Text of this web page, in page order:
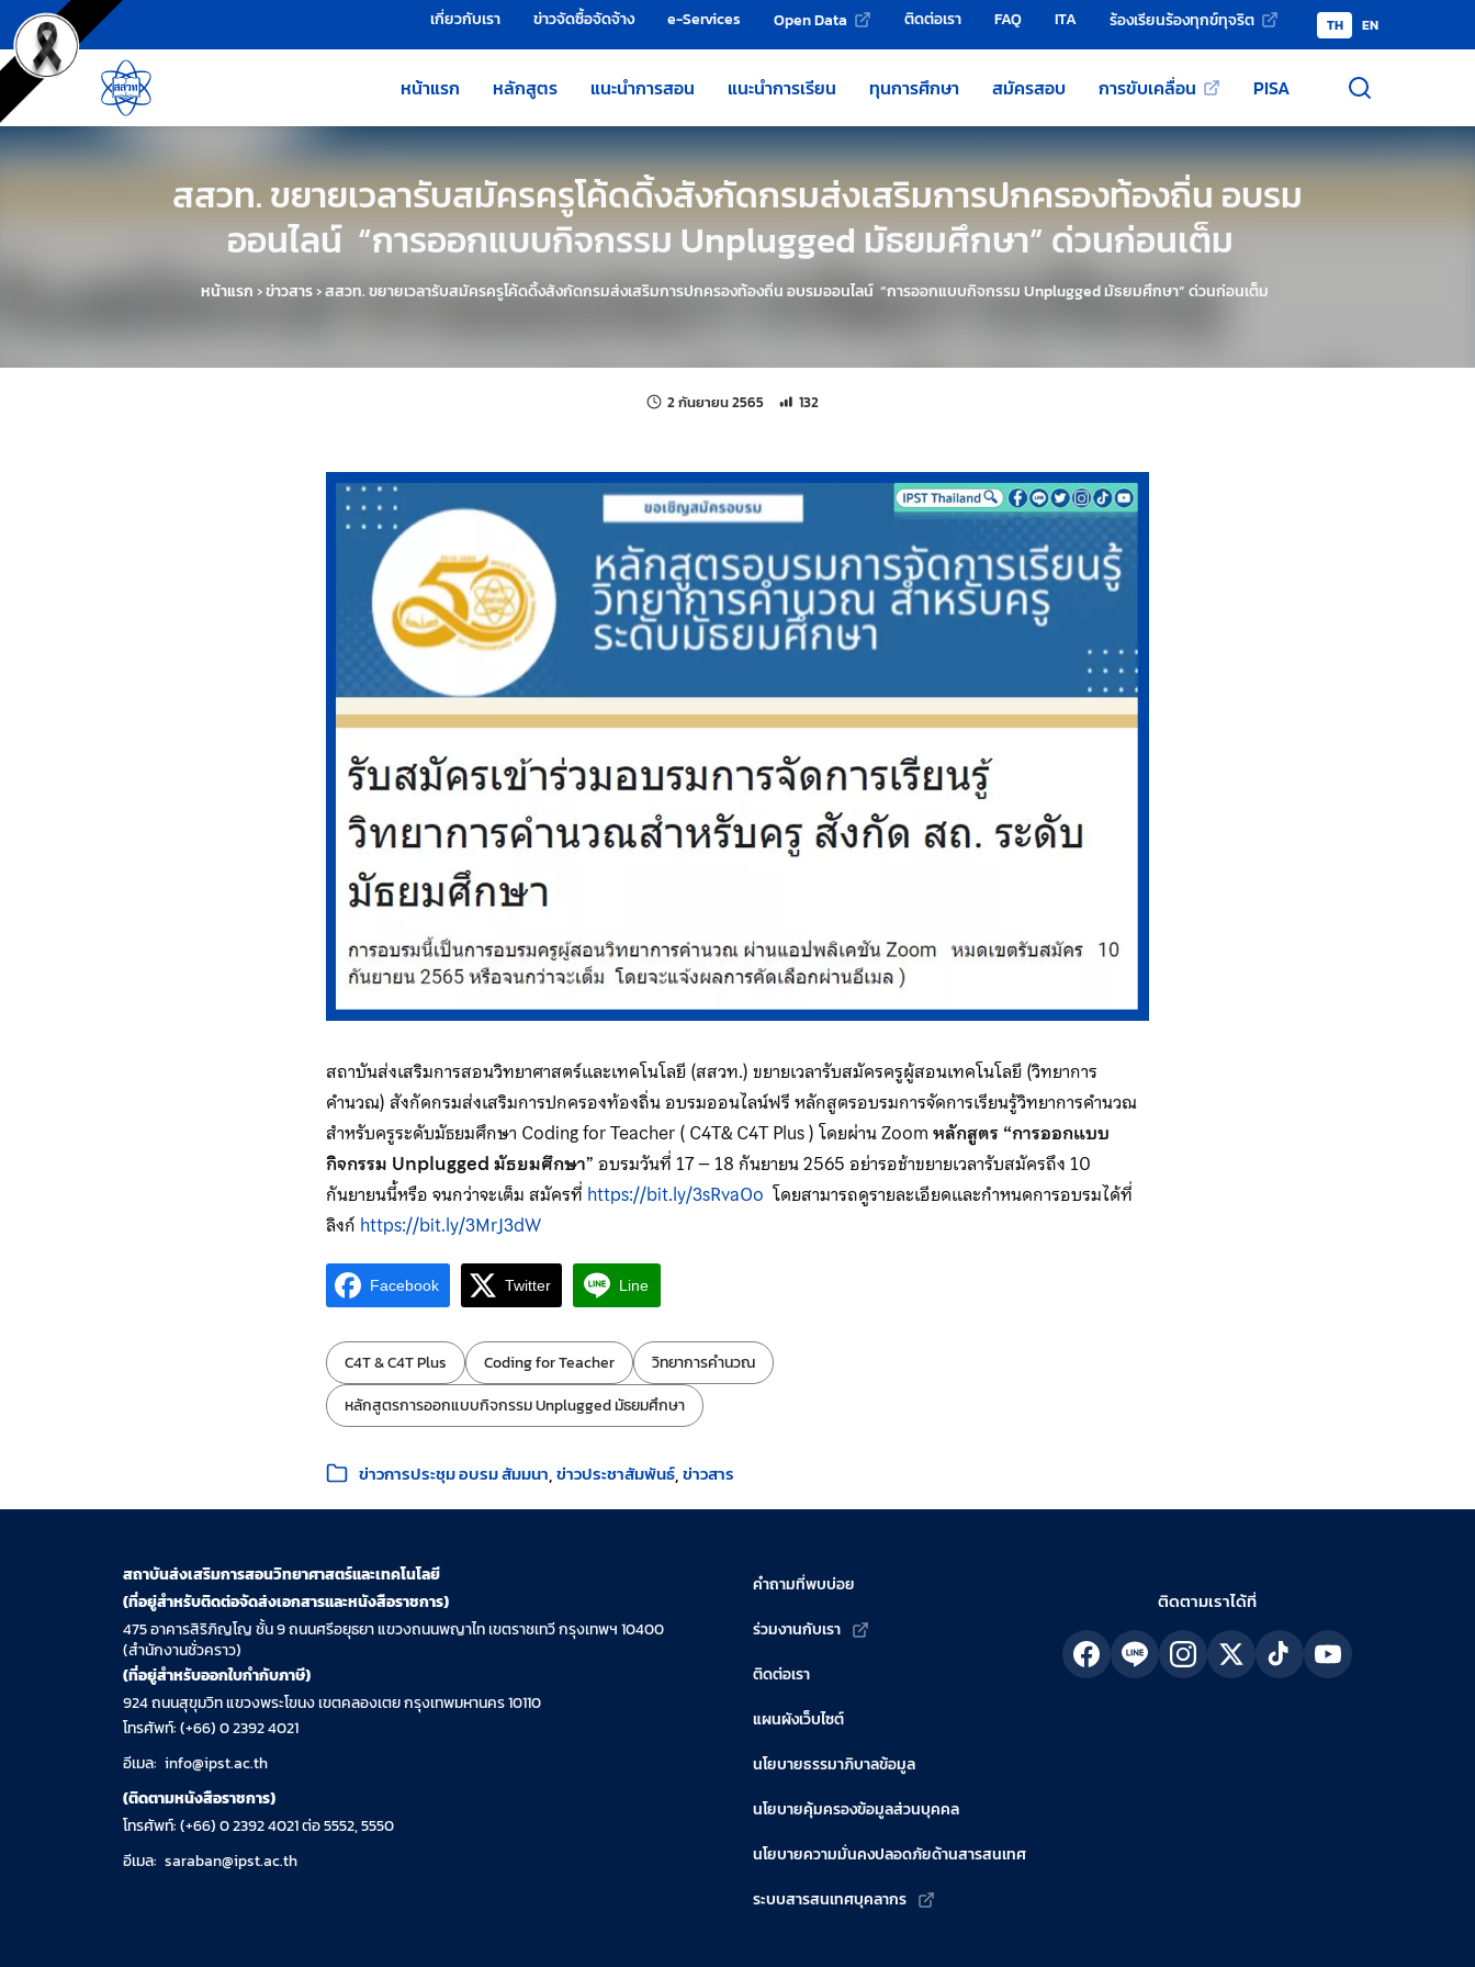
ข้ามไปยังเนื้อหาหลัก
เครื่องมือช่วยเหลือ เกี่ยวกับเรา ข่าวจัดซื้อจัดจ้าง e-Services Open Data ติดต่อเรา FAQ ITA ร้องเรียนร้องทุกข์ทุจริต TH EN
หน้าแรก หลักสูตร แนะนำการสอน แนะนำการเรียน ทุนการศึกษา สมัครสอบ การขับเคลื่อน PISA
สสวท. ขยายเวลารับสมัครครูโค้ดดิ้งสังกัดกรมส่งเสริมการปกครองท้องถิ่น อบรม
ออนไลน์ “การออกแบบกิจกรรม Unplugged มัธยมศึกษา” ด่วนก่อนเต็ม
หน้าแรก ›ข่าวสาร›สสวท. ขยายเวลารับสมัครครูโค้ดดิ้งสังกัดกรมส่งเสริมการปกครองท้องถิ่น อบรมออนไลน์ “การออกแบบกิจกรรม Unplugged มัธยมศึกษา” ด่วนก่อนเต็ม
2 กันยายน 2565 แก้ไขล่าสุดเมื่อ:
จำนวนการเข้าชม 132 ครั้ง
132
สถาบันส่งเสริมการสอนวิทยาศาสตร์และเทคโนโลยี (สสวท.) ขยายเวลารับสมัครครูผู้สอนเทคโนโลยี (วิทยาการ
คำนวณ) สังกัดกรมส่งเสริมการปกครองท้องถิ่น อบรมออนไลน์ฟรี หลักสูตรอบรมการจัดการเรียนรู้วิทยาการคำนวณ
สำหรับครูระดับมัธยมศึกษา Coding for Teacher ( C4T& C4T Plus ) โดยผ่าน Zoomหลักสูตร “การออกแบบ
กิจกรรม Unplugged มัธยมศึกษา” อบรมวันที่ 17 – 18 กันยายน 2565 อย่ารอช้าขยายเวลารับสมัครถึง 10
กันยายนนี้หรือ จนกว่าจะเต็ม สมัครที่ https://bit.ly/3sRvaOo โดยสามารถดูรายละเอียดและกำหนดการอบรมได้ที่
ลิงก์ https://bit.ly/3MrJ3dW
Facebook Twitter Line
ป้ายกำกับ:
C4T & C4T Plus Coding for Teacher
วิทยาการคำนวณ
หลักสูตรการออกแบบกิจกรรม Unplugged มัธยมศึกษา
หมวดหมู่:
ข่าวการประชุม อบรม สัมมนา ข่าวประชาสัมพันธ์ ข่าวสาร
สถาบันส่งเสริมการสอนวิทยาศาสตร์และเทคโนโลยี
(ที่อยู่สำหรับติดต่อจัดส่งเอกสารและหนังสือราชการ)
475 อาคารสิริภิญโญ ชั้น 9 ถนนศรีอยุธยา แขวงถนนพญาไท เขตราชเทวี กรุงเทพฯ 10400
(สำนักงานชั่วคราว)
(ที่อยู่สำหรับออกใบกำกับภาษี)
924 ถนนสุขุมวิท แขวงพระโขนง เขตคลองเตย กรุงเทพมหานคร 10110
โทรศัพท์: (+66) 0 2392 4021
อีเมล: info@ipst.ac.th
(ติดตามหนังสือราชการ)
โทรศัพท์: (+66) 0 2392 4021 ต่อ 5552, 5550
อีเมล: saraban@ipst.ac.th
คำถามที่พบบ่อย
ร่วมงานกับเรา
ติดต่อเรา
แผนผังเว็บไซต์
นโยบายธรรมาภิบาลข้อมูล
นโยบายคุ้มครองข้อมูลส่วนบุคคล
นโยบายความมั่นคงปลอดภัยด้านสารสนเทศ
ระบบสารสนเทศบุคลากร
ติดตามเราได้ที่